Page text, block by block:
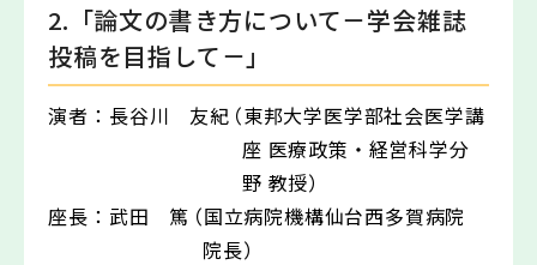
2.「論文の書き方について－学会雑誌
投稿を目指して－」
演者： 長谷川 友紀（東邦大学医学部社会医学講
座 医療政策・経営科学分
野 教授）
座長： 武田 篤（国立病院機構仙台西多賀病院
院長）